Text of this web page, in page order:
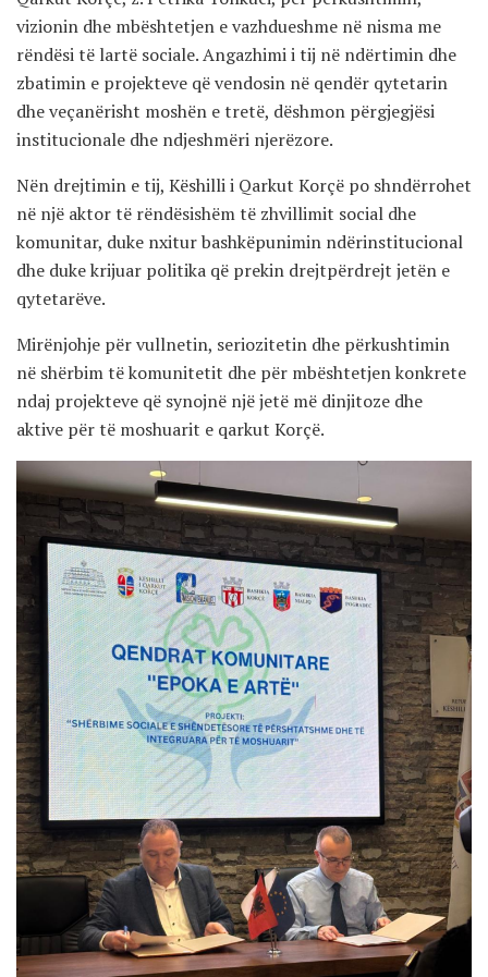
vizionin dhe mbështetjen e vazhdueshme në nisma me
rëndësi të lartë sociale. Angazhimi i tij në ndërtimin dhe
zbatimin e projekteve që vendosin në qendër qytetarin
dhe veçanërisht moshën e tretë, dëshmon përgjegjësi
institucionale dhe ndjeshmëri njerëzore.
Nën drejtimin e tij, Këshilli i Qarkut Korçë po shndërrohet
në një aktor të rëndësishëm të zhvillimit social dhe
komunitar, duke nxitur bashkëpunimin ndërinstitucional
dhe duke krijuar politika që prekin drejtpërdrejt jetën e
qytetarëve.
Mirënjohje për vullnetin, seriozitetin dhe përkushtimin
në shërbim të komunitetit dhe për mbështetjen konkrete
ndaj projekteve që synojnë një jetë më dinjitoze dhe
aktive për të moshuarit e qarkut Korçë.